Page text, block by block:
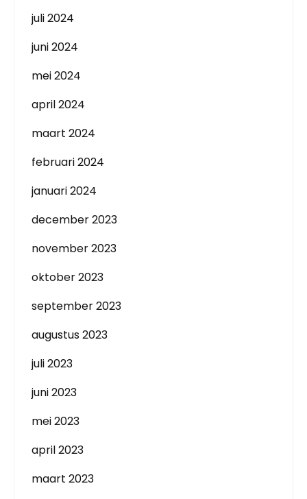
juli 2024
juni 2024
mei 2024
april 2024
maart 2024
februari 2024
januari 2024
december 2023
november 2023
oktober 2023
september 2023
augustus 2023
juli 2023
juni 2023
mei 2023
april 2023
maart 2023